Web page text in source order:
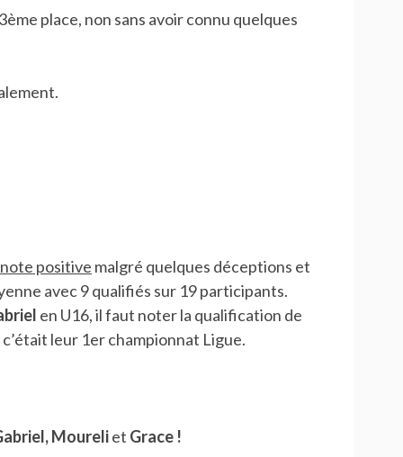
place, non sans avoir connu quelques
note positive malgré quelques déceptions et
avec 9 qualifiés sur 19 participants.
en U16, il faut noter la qualification de
leur 1er championnat Ligue.
Moureliet Grace !